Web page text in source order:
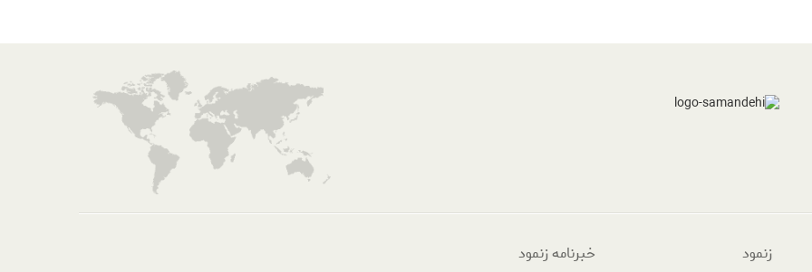
زنمود خبرنامه زنمود